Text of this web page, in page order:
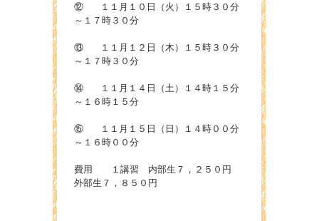
⑫ １１月１０日（火）１５時３０分
～１７時３０分
⑬ １１月１２日（木）１５時３０分
～１７時３０分
⑭ １１月１４日（土）１４時１５分
～１６時１５分
⑮ １１月１５日（日）１４時００分
～１６時００分
費用 １講習 内部生７，２５０円
外部生７，８５０円